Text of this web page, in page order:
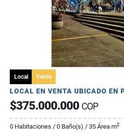
Local Venta
$375.000.000 COP
0 Habitaciones / 0 Baño(s) / 35 Área m2